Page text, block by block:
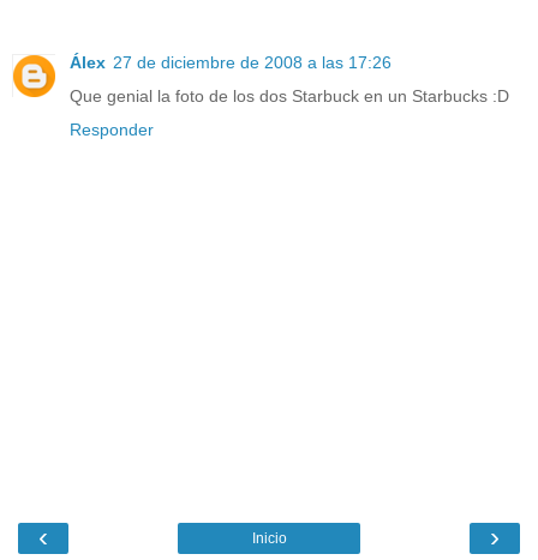
Álex 27 de diciembre de 2008 a las 17:26
Que genial la foto de los dos Starbuck en un Starbucks :D
Responder
‹ ›
Inicio